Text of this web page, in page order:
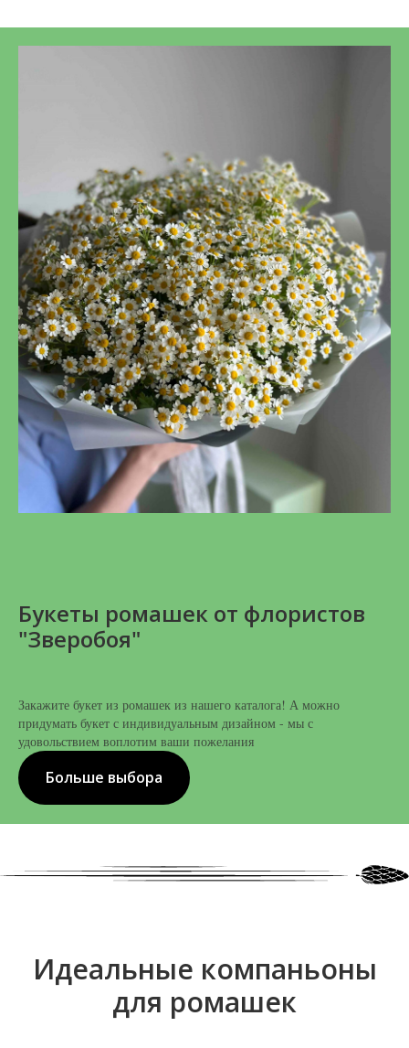
Букеты ромашек от флористов
"Зверобоя"
Закажите букет из ромашек из нашего каталога! А можно
придумать букет с индивидуальным дизайном - мы с
удовольствием воплотим ваши пожелания
Больше выбора
Идеальные компаньоны
для ромашек